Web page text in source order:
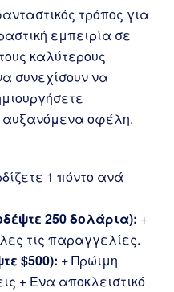
τρόπος για
εμπειρία σε
καλύτερους
συνεχίσουν να
αυξανόμενα οφέλη.
1 πόντο ανά
250 δολάρια): +
τις παραγγελίες.
$500): + Πρώιμη
+ Ένα αποκλειστικό